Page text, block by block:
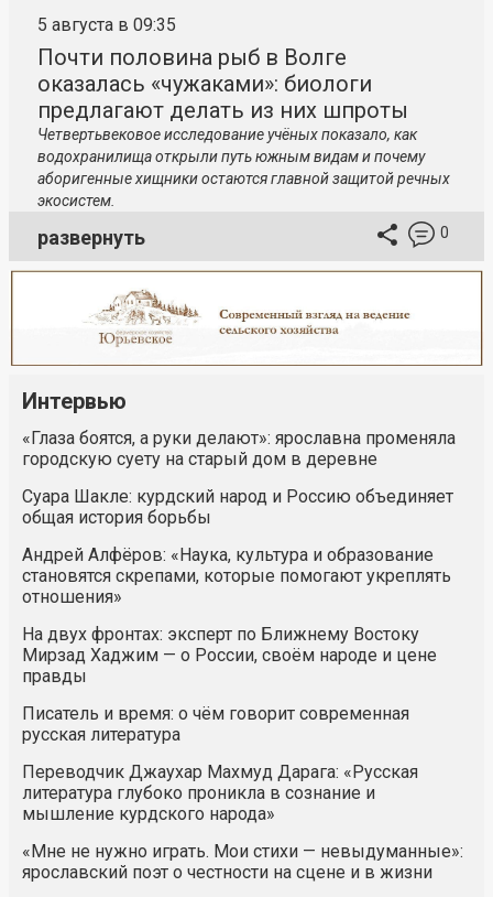
5 августа в 09:35
Почти половина рыб в Волге
оказалась «чужаками»: биологи
предлагают делать из них шпроты
Четвертьвековое исследование учёных показало, как
водохранилища открыли путь южным видам и почему
аборигенные хищники остаются главной защитой речных
экосистем.
развернуть 0
Интервью
«Глаза боятся, а руки делают»: ярославна променяла
городскую суету на старый дом в деревне
Суара Шакле: курдский народ и Россию объединяет
общая история борьбы
Андрей Алфёров: «Наука, культура и образование
становятся скрепами, которые помогают укреплять
отношения»
На двух фронтах: эксперт по Ближнему Востоку
Мирзад Хаджим — о России, своём народе и цене
правды
Писатель и время: о чём говорит современная
русская литература
Переводчик Джаухар Махмуд Дарага: «Русская
литература глубоко проникла в сознание и
мышление курдского народа»
«Мне не нужно играть. Мои стихи — невыдуманные»:
ярославский поэт о честности на сцене и в жизни